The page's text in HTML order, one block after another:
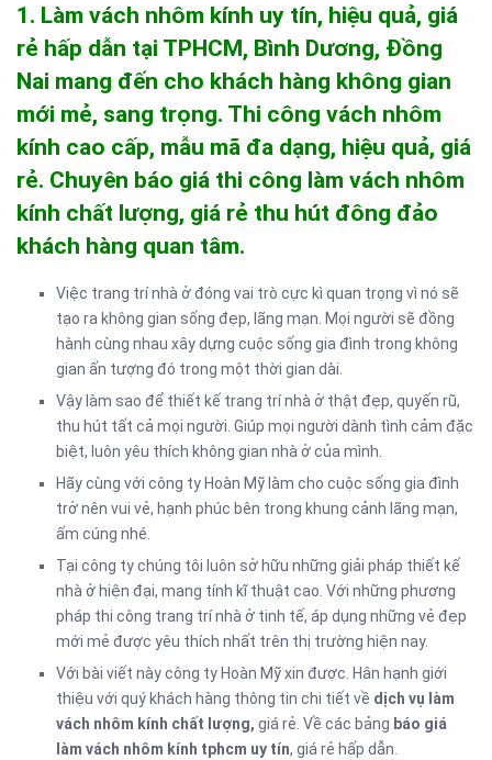
1. Làm vách nhôm kính uy tín, hiệu quả, giá
rẻ hấp dẫn tại TPHCM, Bình Dương, Đồng
Nai mang đến cho khách hàng không gian
mới mẻ, sang trọng. Thi công vách nhôm
kính cao cấp, mẫu mã đa dạng, hiệu quả, giá
rẻ. Chuyên báo giá thi công làm vách nhôm
kính chất lượng, giá rẻ thu hút đông đảo
khách hàng quan tâm.
Việc trang trí nhà ở đóng vai trò cực kì quan trọng vì nó sẽ
tạo ra không gian sống đẹp, lãng mạn. Mọi người sẽ đồng
hành cùng nhau xây dựng cuộc sống gia đình trong không
gian ấn tượng đó trong một thời gian dài.
Vậy làm sao để thiết kế trang trí nhà ở thật đẹp, quyến rũ,
thu hút tất cả mọi người. Giúp mọi người dành tình cảm đặc
biệt, luôn yêu thích không gian nhà ở của mình.
Hãy cùng với công ty Hoàn Mỹ làm cho cuộc sống gia đình
trở nên vui vẻ, hạnh phúc bên trong khung cảnh lãng mạn,
ấm cúng nhé.
Tại công ty chúng tôi luôn sở hữu những giải pháp thiết kế
nhà ở hiện đại, mang tính kĩ thuật cao. Với những phương
pháp thi công trang trí nhà ở tinh tế, áp dụng những vẻ đẹp
mới mẻ được yêu thích nhất trên thị trường hiện nay.
Với bài viết này công ty Hoàn Mỹ xin được. Hân hạnh giới
thiệu với quý khách hàng thông tin chi tiết về dịch vụ làm
vách nhôm kính chất lượng, giá rẻ. Về các bảng báo giá
làm vách nhôm kính tphcm uy tín, giá rẻ hấp dẫn.